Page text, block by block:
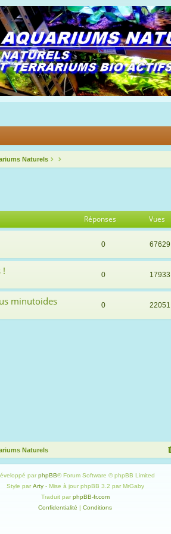
Naturels
Réponses Vues
0 67629
! 0 17933
minutoides 0 22051
Naturels
parphpBB® Forum Software © phpBB Limited
Style parArty- Mise à jour phpBB 3.2 par MrGaby
Traduit par phpBB-fr.com
Confidentialité | Conditions